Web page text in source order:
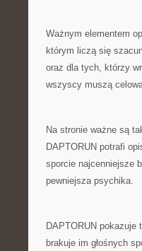
Ważnym elementem
którym liczą się
oraz dla tych, którzy
wszyscy muszą
Na stronie ważne są
DAPTORUN potrafi
sporcie najcenniejsze
pewniejsza psychika.
DAPTORUN pokazuje
brakuje im głośnych